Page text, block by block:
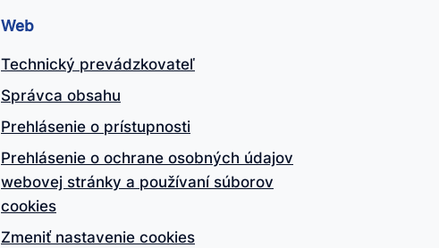
Web
Technický prevádzkovateľ
Správca obsahu
Prehlásenie o prístupnosti
Prehlásenie o ochrane osobných údajov
webovej stránky a používaní súborov
cookies
Zmeniť nastavenie cookies